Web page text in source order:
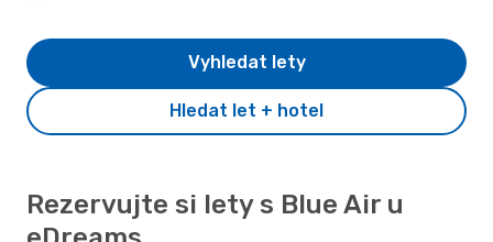
Hledat let + hotel
Vyhledat lety
Rezervujte si lety s Blue Air u